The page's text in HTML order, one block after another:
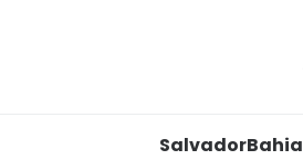
SalvadorBahia